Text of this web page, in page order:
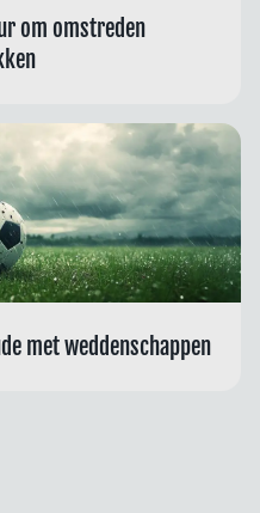
om omstreden
met weddenschappen